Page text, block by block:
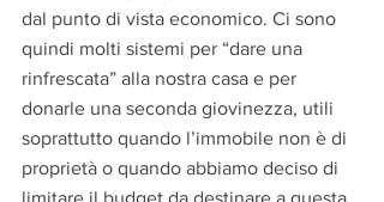
dal punto di vista economico. Ci sono
quindi molti sistemi per “dare una
rinfrescata” alla nostra casa e per
donarle una seconda giovinezza, utili
soprattutto quando l’immobile non è di
proprietà o quando abbiamo deciso di
limitare il budget da destinare a questa